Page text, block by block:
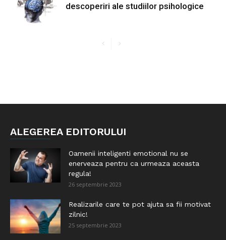
descoperiri ale studiilor psihologice
ALEGEREA EDITORULUI
Oamenii inteligenti emotional nu se
enerveaza pentru ca urmeaza aceasta
regula!
26 septembrie 2023
Realizarile care te pot ajuta sa fii motivat
zilnic!
25 septembrie 2023